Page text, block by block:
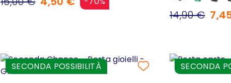
14,90 €
SECONDA POSSIBILITÀ SECONDA